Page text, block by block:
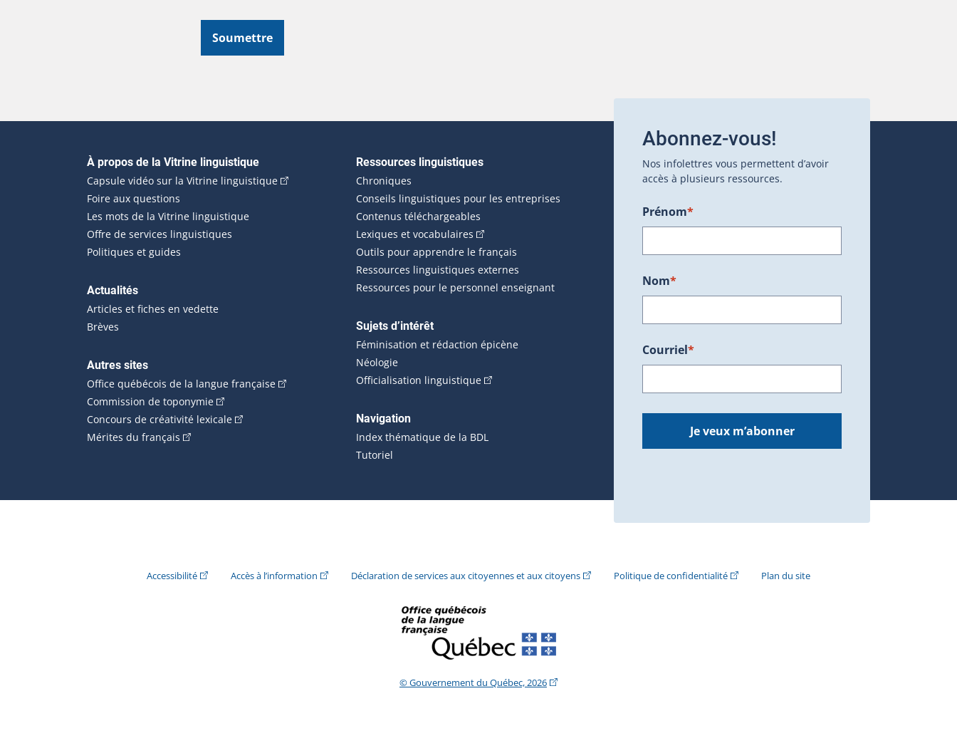
Soumettre
Navigation principale
À propos de la Vitrine linguistique
Capsule vidéo sur la Vitrine linguistique(Cet hyperlien externe s'ouvrira dans une nouvelle fenêtre.)
Foire aux questions
Les mots de la Vitrine linguistique
Offre de services linguistiques
Politiques et guides
Actualités
Articles et fiches en vedette
Brèves
Autres sites
Office québécois de la langue française(Cet hyperlien externe s'ouvrira dans une nouvelle fenêtre.)
Commission de toponymie(Cet hyperlien externe s'ouvrira dans une nouvelle fenêtre.)
Concours de créativité lexicale(Cet hyperlien externe s'ouvrira dans une nouvelle fenêtre.)
Mérites du français (Cet hyperlien externe s'ouvrira dans une nouvelle fenêtre.)
Ressources linguistiques
Chroniques
Conseils linguistiques pour les entreprises
Contenus téléchargeables
Lexiques et vocabulaires (Cet hyperlien externe s'ouvrira dans une nouvelle fenêtre.)
Outils pour apprendre le français
Ressources linguistiques externes
Ressources pour le personnel enseignant
Sujets d’intérêt
Féminisation et rédaction épicène
Néologie
Officialisation linguistique(Cet hyperlien externe s'ouvrira dans une nouvelle fenêtre.)
Navigation
Index thématique de la BDL
Tutoriel
Abonnez-vous!
Nos infolettres vous permettent d’avoir
accès à plusieurs ressources.
Prénom*
Nom*
Courriel*
Je veux m’abonner
Accessibilité(Cet hyperlien externe s'ouvrira dans une nouvelle fenêtre.)
Accès à l’information (Cet hyperlien externe s'ouvrira dans une nouvelle fenêtre.)
Déclaration de services aux citoyennes et aux citoyens(Cet hyperlien externe s'ouvrira dans une nouvelle fenêtre.)
Politique de confidentialité(Cet hyperlien externe s'ouvrira dans une nouvelle
Plan du site
© Gouvernement du Québec, 2026(Cet hyperlien externe s'ouvrira dans une nouvelle fenêtre.)